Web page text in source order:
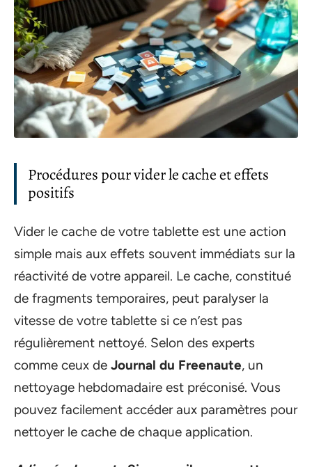
Procédures pour vider le cache et effets
positifs
Vider le cache de votre tablette est une action
simple mais aux effets souvent immédiats sur la
réactivité de votre appareil. Le cache, constitué
de fragments temporaires, peut paralyser la
vitesse de votre tablette si ce n’est pas
régulièrement nettoyé. Selon des experts
comme ceux de Journal du Freenaute, un
nettoyage hebdomadaire est préconisé. Vous
pouvez facilement accéder aux paramètres pour
nettoyer le cache de chaque application.